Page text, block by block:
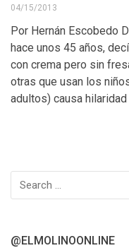
04/15/2013
Por Hernán Escobedo
hace unos 45 años,
con crema pero sin
otras que usan los
adultos) causa
Search
@ELMOLINOONLINE